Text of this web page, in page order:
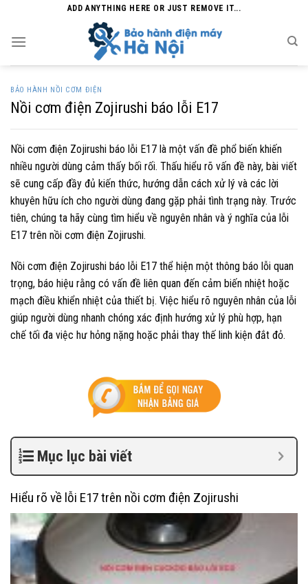
content
ADD ANYTHING HERE OR JUST REMOVE IT...
BẢO HÀNH NỒI CƠM ĐIỆN
Nồi cơm điện Zojirushi báo lỗi E17
Nồi cơm điện Zojirushi báo lỗi E17 là một vấn đề phổ biến khiến
nhiều người dùng cảm thấy bối rối. Thấu hiểu rõ vấn đề này, bài viết
sẽ cung cấp đầy đủ kiến thức, hướng dẫn cách xử lý và các lời
khuyên hữu ích cho người dùng đang gặp phải tình trạng này. Trước
tiên, chúng ta hãy cùng tìm hiểu về nguyên nhân và ý nghĩa của lỗi
E17 trên nồi cơm điện Zojirushi.
Nồi cơm điện Zojirushi báo lỗi E17 thể hiện một thông báo lỗi quan
trọng, báo hiệu rằng có vấn đề liên quan đến cảm biến nhiệt hoặc
mạch điều khiển nhiệt của thiết bị. Việc hiểu rõ nguyên nhân của lỗi
giúp người dùng nhanh chóng xác định hướng xử lý phù hợp, hạn
chế tối đa việc hư hỏng nặng hoặc phải thay thế linh kiện đắt đỏ.
Mục lục bài viết
Hiểu rõ về lỗi E17 trên nồi cơm điện Zojirushi